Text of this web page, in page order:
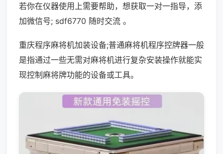
若你在仪器使用上需要帮助，想获取一对一指导，添
加微信号; sdf6770 随时交流 。
重庆程序麻将机加装设备;普通麻将机程序控牌器一般
是指通过一些无需对麻将机进行复杂安装操作就能实
现控制麻将牌功能的设备或工具。